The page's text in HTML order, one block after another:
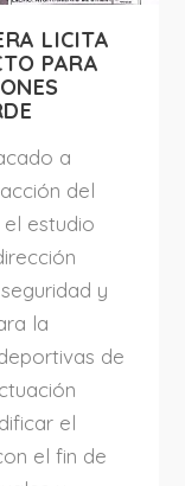
LICITA
PARA
a
del
estudio
y
la
de
el
el fin de